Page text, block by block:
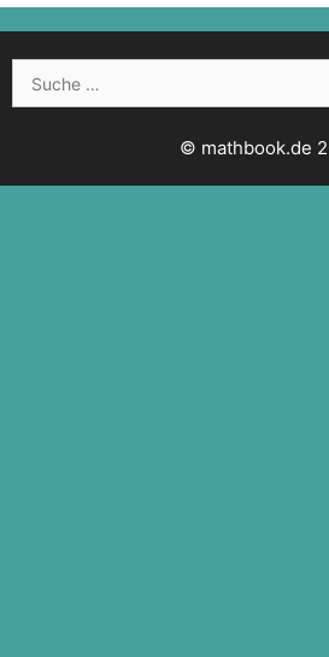
Suche
nach:
© mathbook.de